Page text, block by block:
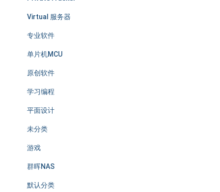
Virtual 服务器
专业软件
单片机MCU
原创软件
学习编程
平面设计
未分类
游戏
群晖NAS
默认分类